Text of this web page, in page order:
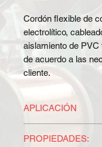
Cordón flexible de
electrolítico,
aislamiento de PVC
de acuerdo a las
cliente.
APLICACIÓN
flexibilidad son
PROPIEDADES: